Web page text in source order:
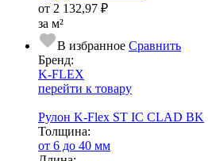
от 2 132,97 ₽
за м²
В избранное Сравнить
Бренд:
K-FLEX
перейти к товару
Рулон K-Flex ST IC CLAD BK
Тол­щи­на:
от 6 до 40 мм